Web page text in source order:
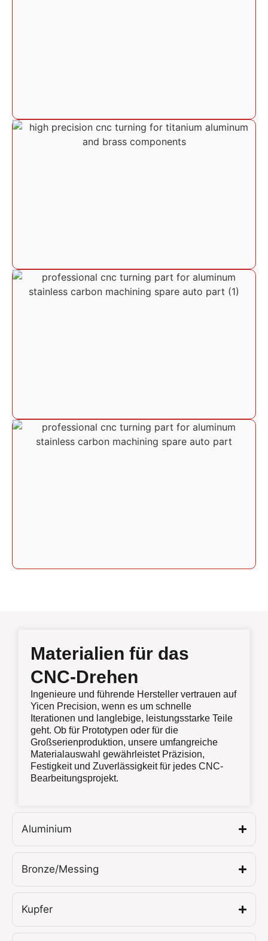
Materialien für das
CNC-Drehen
Ingenieure und führende Hersteller vertrauen auf
Yicen Precision, wenn es um schnelle
Iterationen und langlebige, leistungsstarke Teile
geht. Ob für Prototypen oder für die
Großserienproduktion, unsere umfangreiche
Materialauswahl gewährleistet Präzision,
Festigkeit und Zuverlässigkeit für jedes CNC-
Bearbeitungsprojekt.
Aluminium
Bronze/Messing
Kupfer